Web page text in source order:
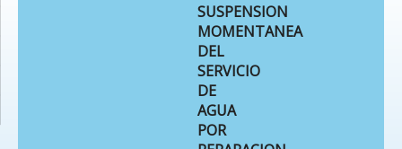
SUSPENSION
MOMENTANEA
DEL
SERVICIO
DE
AGUA
POR